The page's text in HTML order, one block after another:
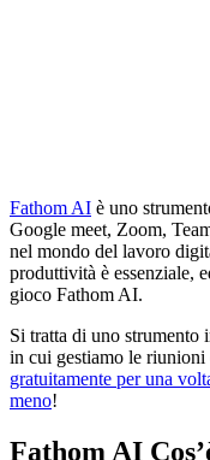
Fathom AI è uno
Google meet, Zoom,
nel mondo del lavoro
produttività è essenziale,
gioco Fathom AI.
Si tratta di uno
in cui gestiamo le riunioni
gratuitamente per una
meno!
Fathom AI